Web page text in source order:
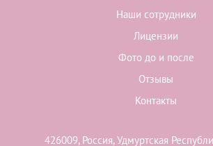
Наши сотрудники
Лицензии
Фото до и после
Отзывы
Контакты
426009, Россия, Удмуртская